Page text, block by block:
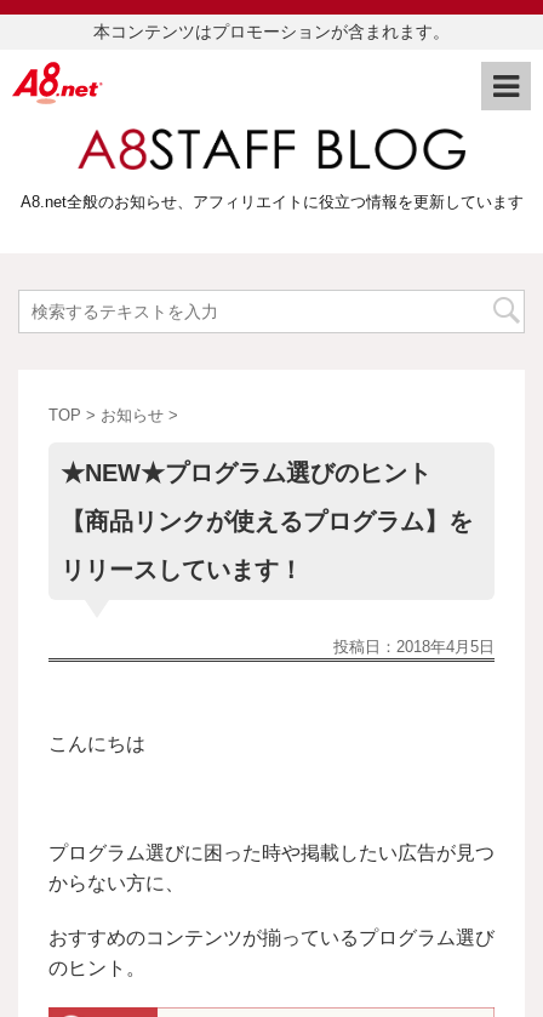
本コンテンツはプロモーションが含まれます。
A8.net全般のお知らせ、アフィリエイトに役立つ情報を更新しています
TOP > お知らせ >
★NEW★プログラム選びのヒント
【商品リンクが使えるプログラム】を
リリースしています！
投稿日： 2018年4月5日
こんにちは
プログラム選びに困った時や掲載したい広告が見つ
からない方に、
おすすめのコンテンツが揃っているプログラム選び
のヒント。